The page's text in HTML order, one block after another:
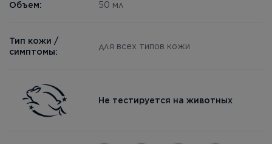
Объем: 50 мл
Тип кожи /
симптомы:
для всех типов кожи
Не тестируется на животных